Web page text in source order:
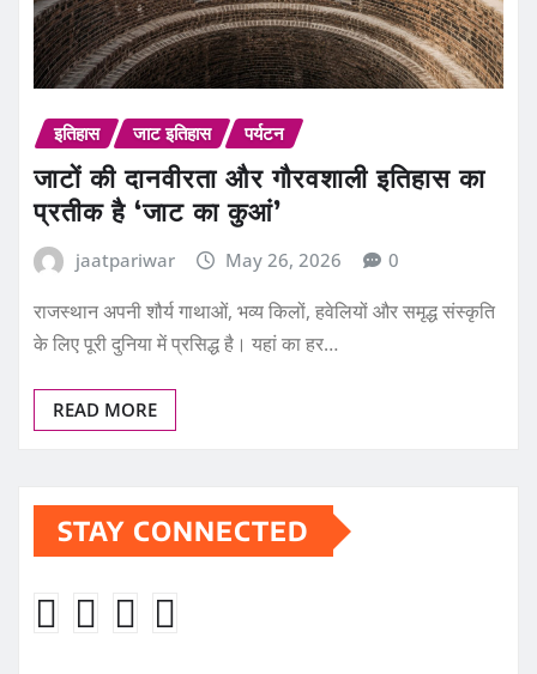
इतिहास जाट इतिहास पर्यटन
जाटों की दानवीरता और गौरवशाली इतिहास का
प्रतीक है ‘जाट का कुआं’
jaatpariwar May 26, 2026 0
राजस्थान अपनी शौर्य गाथाओं, भव्य किलों, हवेलियों और समृद्ध संस्कृति
के लिए पूरी दुनिया में प्रसिद्ध है। यहां का हर…
READ MORE
STAY CONNECTED